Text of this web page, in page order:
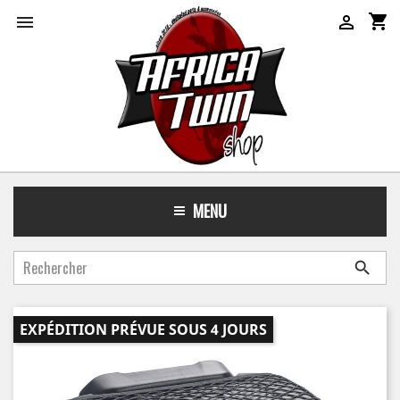
 shopping_cart

MENU

EXPÉDITION PRÉVUE SOUS 4 JOURS